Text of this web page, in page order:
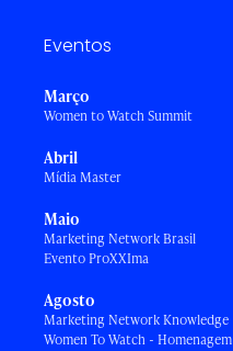
Eventos
Março
Women to Watch Summit
Abril
Mídia Master
Maio
Marketing Network Brasil
Evento ProXXIma
Agosto
Marketing Network Knowledge
Women To Watch - Homenagem